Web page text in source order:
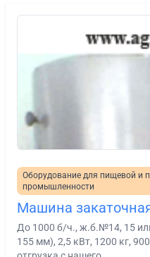
Оборудование для пищевой и
промышленности
Машина
До 1000 б/ч., ж.б.№14, 15
155 мм), 2,5 кВт, 1200 кг,